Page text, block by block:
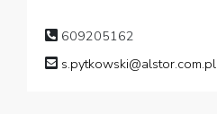
609205162
s.pytkowski@alstor.com.pl